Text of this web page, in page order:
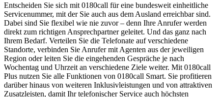
Entscheiden Sie sich mit 0180call für eine bundesweit einheitliche
Servicenummer, mit der Sie auch aus dem Ausland erreichbar sind.
Dabei sind Sie flexibel wie nie zuvor – denn Ihre Anrufer werden
direkt zum richtigen Ansprechpartner geleitet. Und das ganz nach
Ihrem Bedarf. Verteilen Sie die Telefonate auf verschiedene
Standorte, verbinden Sie Anrufer mit Agenten aus der jeweiligen
Region oder leiten Sie die eingehenden Gespräche je nach
Wochentag und Uhrzeit an verschiedene Ziele weiter. Mit 0180call
Plus nutzen Sie alle Funktionen von 0180call Smart. Sie profitieren
darüber hinaus von weiteren Inklusivleistungen und von attraktiven
Zusatzleisten, damit Ihr telefonischer Service auch höchsten